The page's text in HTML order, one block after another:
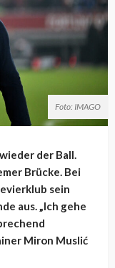
Foto: IMAGO
der Ball.
Brücke. Bei
sein
aus. „Ich gehe
Miron Muslić